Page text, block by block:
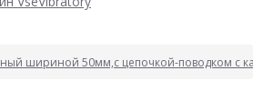
шириной 50мм,с цепочкой-поводком с